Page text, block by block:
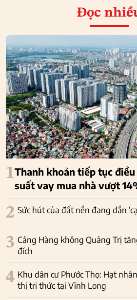
Đọc
1Thanh khoản tiếp tục
suất vay mua nhà vượt
2 Sức hút của đất nền đang dần
3 Cảng Hàng không Quảng Trị
đích
4 Khu dân cư Phước Thọ: Hạt
thị tri thức tại Vĩnh Long